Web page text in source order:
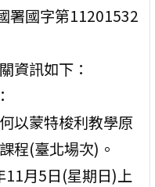
署國字第11201532
資訊如下：
以蒙特梭利教學原
程(臺北場次)。
11月5日(星期日)上